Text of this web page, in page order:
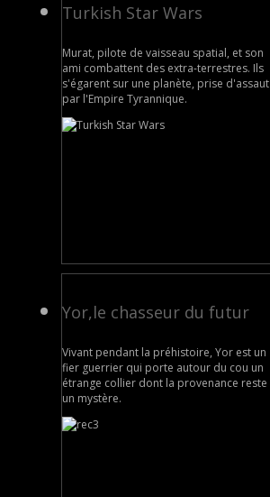
Turkish Star Wars
Murat, pilote de vaisseau spatial, et son
ami combattent des extra-terrestres. Ils
s'égarent sur une planète, prise d'assaut
par l'Empire Tyrannique.
Yor,le chasseur du futur
Vivant pendant la préhistoire, Yor est un
fier guerrier qui porte autour du cou un
étrange collier dont la provenance reste
un mystère.